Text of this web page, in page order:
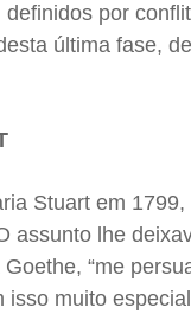
por
última fase,
Stuart em
assunto lhe
“me
muito